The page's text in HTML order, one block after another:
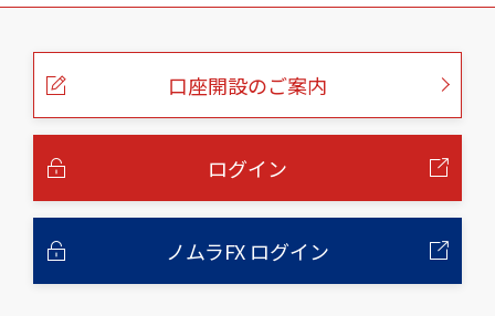
こ
口座開設のご案内
ログイン
ノムラFX ログイン